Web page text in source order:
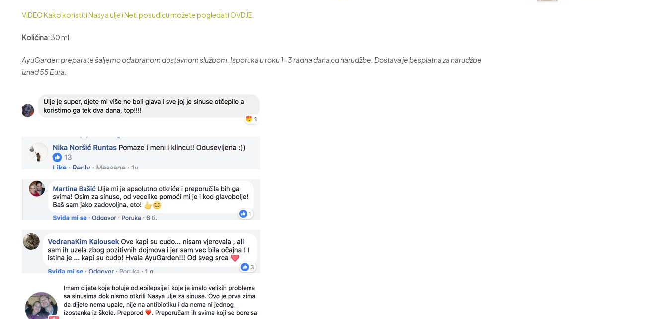
VIDEO Kako koristiti Nasya ulje i Neti posudicu možete pogledati OVDJE.
Količina: 30 ml
AyuGarden preparate šaljemo odabranom dostavnom službom. Isporuka u roku 1-3 radna dana od narudžbe. Dostava je besplatna za narudžbe
iznad 55 Eura.